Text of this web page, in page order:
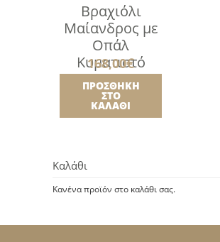
Βραχιόλι
Μαίανδρος με
Οπάλ
Κυματιστό
168,00€
ΠΡΟΣΘΉΚΗ
ΣΤΟ
ΚΑΛΆΘΙ
Καλάθι
Κανένα προϊόν στο καλάθι σας.